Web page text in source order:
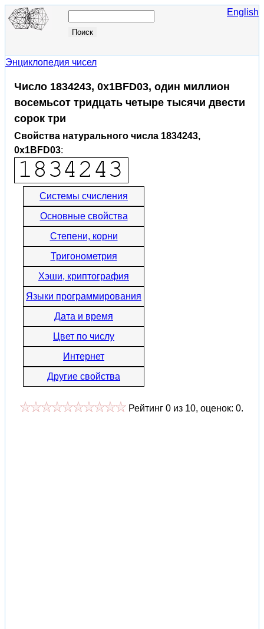
English
Энциклопедия чисел
Число 1834243, 0x1BFD03, один миллион
восемьсот тридцать четыре тысячи двести
сорок три
Свойства натурального числа 1834243,
0x1BFD03:
Системы счисления
Основные свойства
Степени, корни
Тригонометрия
Хэши, криптография
Языки программирования
Дата и время
Цвет по числу
Интернет
Другие свойства
Рейтинг 0 из 10, оценок: 0.